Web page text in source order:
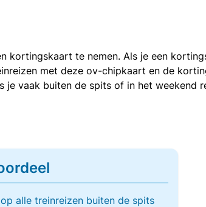
kortingskaart te nemen. Als je een
met deze ov-chipkaart en de
vaak buiten de spits of in het weekend
alle treinreizen buiten de spits